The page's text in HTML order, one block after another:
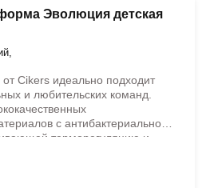
Эволюция детская
Cikers идеально подходит
и любительских команд.
с антибактериальной
терморегуляцию и
Одежда обладает
и стильным